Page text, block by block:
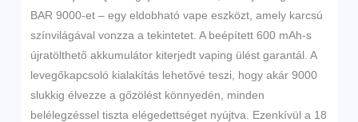
BAR 9000-et – egy eldobható vape eszközt, amely karcsú
színvilágával vonzza a tekintetet. A beépített 600 mAh-s
újratölthető akkumulátor kiterjedt vaping ülést garantál. A
levegőkapcsoló kialakítás lehetővé teszi, hogy akár 9000
slukkig élvezze a gőzölést könnyedén, minden
belélegzéssel tiszta elégedettséget nyújtva. Ezenkívül a 18